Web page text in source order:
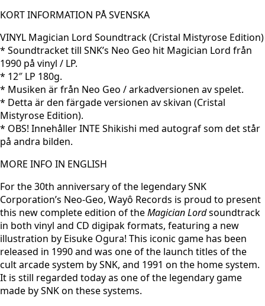
KORT INFORMATION PÅ SVENSKA
VINYL Magician Lord Soundtrack (Cristal Mistyrose Edition)
* Soundtracket till SNK’s Neo Geo hit Magician Lord från
1990 på vinyl / LP.
* 12″ LP 180g.
* Musiken är från Neo Geo / arkadversionen av spelet.
* Detta är den färgade versionen av skivan (Cristal
Mistyrose Edition).
* OBS! Innehåller INTE Shikishi med autograf som det står
på andra bilden.
MORE INFO IN ENGLISH
For the 30th anniversary of the legendary SNK
Corporation’s Neo-Geo, Wayô Records is proud to present
this new complete edition of theMagician Lordsoundtrack
in both vinyl and CD digipak formats, featuring a new
illustration by Eisuke Ogura! This iconic game has been
released in 1990 and was one of the launch titles of the
cult arcade system by SNK, and 1991 on the home system.
It is still regarded today as one of the legendary game
made by SNK on these systems.